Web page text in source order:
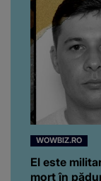
WOWBIZ.RO
El este
mort în